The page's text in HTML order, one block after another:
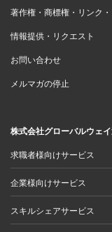
著作権・商標権・リンク
情報提供・リクエスト
お問い合わせ
メルマガの停止
株式会社グローバルウェ
求職者様向けサービス
企業様向けサービス
スキルシェアサービス